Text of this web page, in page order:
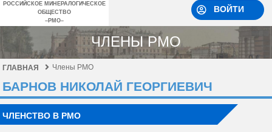
РОССИЙСКОЕ МИНЕРАЛОГИЧЕСКОЕ
ОБЩЕСТВО
–РМО–
ВОЙТИ
ЧЛЕНЫ РМО
ГЛАВНАЯ Члены РМО
БАРНОВ НИКОЛАЙ ГЕОРГИЕВИЧ
ЧЛЕНСТВО В РМО